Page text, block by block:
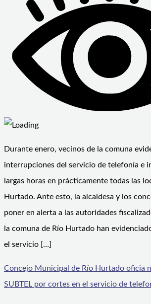
Durante enero, vecinos de la comuna
interrupciones del servicio de telefonía e
largas horas en prácticamente todas las
Hurtado. Ante esto, la alcaldesa y los
poner en alerta a las autoridades
la comuna de Río Hurtado han
el servicio […]
Concejo Municipal de Río Hurtado oficia
SUBTEL por cortes en el servicio de